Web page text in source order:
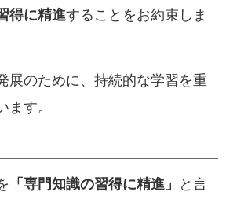
得に精進することをお約束しま
展のために、持続的な学習を重
ます。
「専門知識の習得に精進」
と言